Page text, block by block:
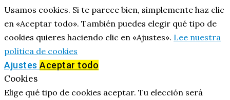
Usamos cookies. Si te parece bien, simplemente haz clic
en «Aceptar todo». También puedes elegir qué tipo de
cookies quieres haciendo clic en «Ajustes». Lee nuestra
política de cookies
Ajustes Aceptar todo
Cookies
Elige qué tipo de cookies aceptar. Tu elección será